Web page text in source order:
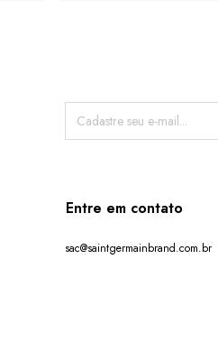
Entre em contato
sac@saintgermainbrand.com.br